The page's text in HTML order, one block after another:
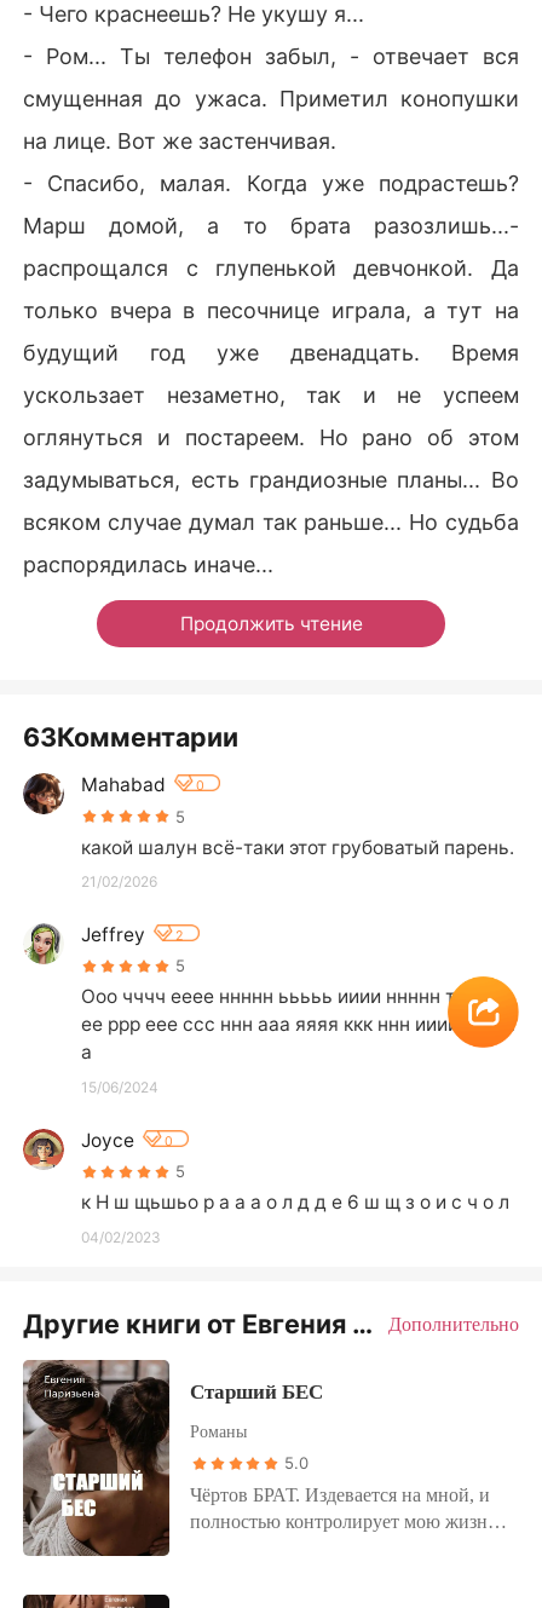
- Чего краснеешь? Не укушу я...
- Ром... Ты телефон забыл, - отвечает вся
смущенная до ужаса. Приметил конопушки
на лице. Вот же застенчивая.
- Спасибо, малая. Когда уже подрастешь?
Марш домой, а то брата разозлишь...-
распрощался с глупенькой девчонкой. Да
только вчера в песочнице играла, а тут на
будущий год уже двенадцать. Время
ускользает незаметно, так и не успеем
оглянуться и постареем. Но рано об этом
задумываться, есть грандиозные планы... Во
всяком случае думал так раньше... Но судьба
распорядилась иначе...
Продолжить чтение
63Комментарии
Mahabad 0
5
какой шалун всё-таки этот грубоватый парень.
21/02/2026
Jeffrey 2
5
Ооо чччч ееее ннннн ььььь ииии ннннн тттт ее
ее ррр еее ссс ннн ааа яяяя ккк ннн ииии ггг аа
а
15/06/2024
Joyce 0
5
к Н ш щьшьо р а а а о л д д е 6 ш щ з о и с ч о л
04/02/2023
Другие книги от Евгения Паризьена Дополнительно
Старший БЕС
Романы
5.0
Чёртов БРАТ. Издевается на мной, и
полностью контролирует мою жизнь.